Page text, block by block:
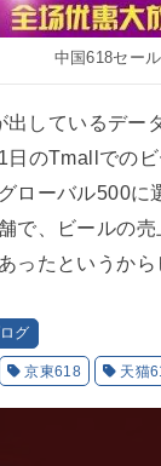
中国618セール
出しているデー
のTmallでのビ
ローバル500に
で、ビールの
ったというから
グ
京東618 天猫